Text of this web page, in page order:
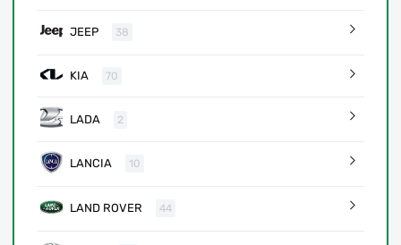
JEEP 38
KIA 70
LADA 2
LANCIA 10
LAND ROVER 44